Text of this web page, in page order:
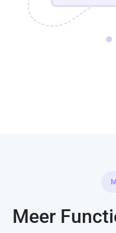
Meer